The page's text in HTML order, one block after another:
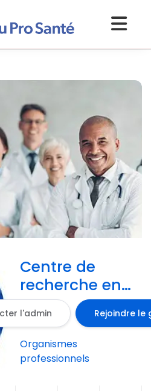
Centre de
recherche en
onco-
hématologie
pédiatrique de
PARIS
l'admin Rejoindre le
Organismes
professionnels